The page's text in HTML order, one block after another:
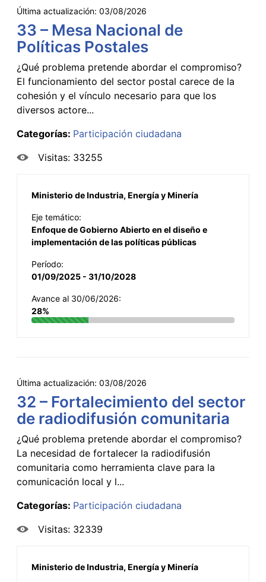
Última actualización: 03/08/2026
33 – Mesa Nacional de
Políticas Postales
¿Qué problema pretende abordar el compromiso?
El funcionamiento del sector postal carece de la
cohesión y el vínculo necesario para que los
diversos actore...
Categorías: Participación ciudadana
Visitas: 33255
Ministerio de Industria, Energía y Minería
Eje temático:
Enfoque de Gobierno Abierto en el diseño e
implementación de las políticas públicas
Período:
01/09/2025 - 31/10/2028
Avance al 30/06/2026:
28%
Última actualización: 03/08/2026
32 – Fortalecimiento del sector
de radiodifusión comunitaria
¿Qué problema pretende abordar el compromiso?
La necesidad de fortalecer la radiodifusión
comunitaria como herramienta clave para la
comunicación local y l...
Categorías: Participación ciudadana
Visitas: 32339
Ministerio de Industria, Energía y Minería